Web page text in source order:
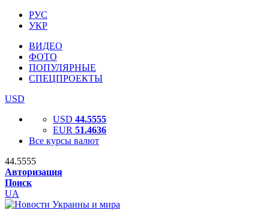
РУС
УКР
ВИДЕО
ФОТО
ПОПУЛЯРНЫЕ
СПЕЦПРОЕКТЫ
USD
USD 44.5555
EUR 51.4636
Все курсы валют
44.5555
Авторизация
Поиск
UA